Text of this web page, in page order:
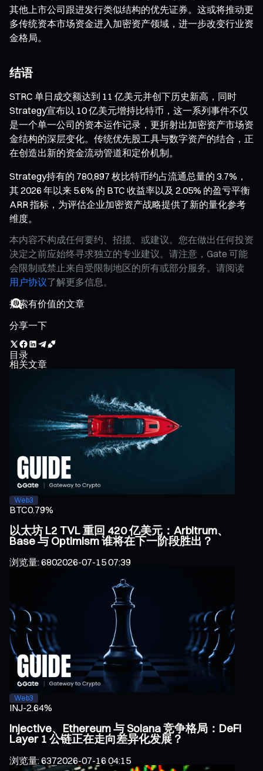
其他上市公司跟进发行类似结构的优先证券。这或将推动更
多传统资本市场资金进入加密资产领域，进一步改变行业资
金格局。
结语
STRC 单日成交额达到 11 亿美元并创下历史新高，同时
Strategy宣布以 10 亿美元增持比特币，这一系列事件不仅
是一个单一公司的资本运作记录，更折射出加密资产市场资
金结构的深层变化。传统优先股工具与数字资产的结合，正
在创造出新的资金流动管道和定价机制。
Strategy持有的 780,897 枚比特币约占流通总量的 3.7%，
其 2026 年以来 5.6% 的 BTC 收益率以及 2.05% 的盈亏平衡
ARR 指标，为评估企业加密资产战略提供了新的量化参考
维度。
本内容不构成任何要约、招揽、或建议。您在做出任何投资
决定之前应始终寻求独立的专业建议。请注意，Gate 可能
会限制或禁止来自受限制地区的所有或部分服务。请阅读
用户协议了解更多信息。
分享一下
目录
相关文章
Web3
BTC0.79%
以太坊 L2 TVL 重回 420 亿美元：Arbitrum、
Base 与 Optimism 谁将在下一阶段胜出？
浏览量:6802026-07-15 07:39
Web3
INJ-2.64%
Injective、Ethereum 与 Solana 竞争格局：DeFi
Layer 1 公链正在走向差异化发展？
浏览量:6372026-07-16 04:15